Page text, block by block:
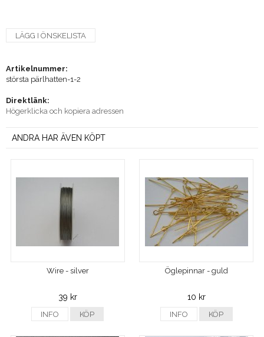
LÄGG I ÖNSKELISTA
Artikelnummer:
största pärlhatten-1-2
Direktlänk:
Högerklicka och kopiera adressen
ANDRA HAR ÄVEN KÖPT
Wire - silver
39 kr
INFO KÖP
Öglepinnar - guld
10 kr
INFO KÖP